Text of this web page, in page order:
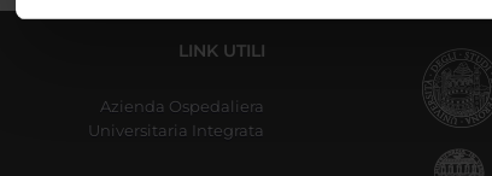
che hanno raccolto dal tuo utilizzo dei loro servizi.
LINK UTILI
Azienda Ospedaliera
Universitaria Integrata